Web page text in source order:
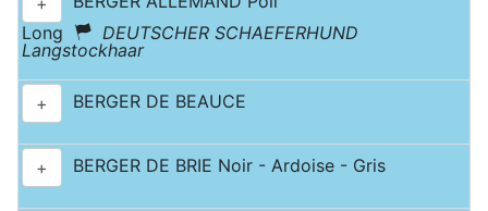
Long
DEUTSCHER SCHAEFERHUND
Langstockhaar
+ BERGER DE BEAUCE
+ BERGER DE BRIE Noir - Ardoise - Gris